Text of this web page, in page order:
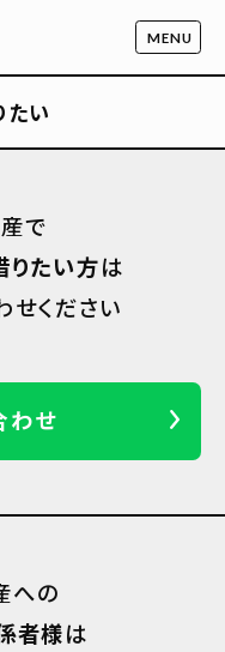
い
で
りたい方は
せください
わせ
への
者様は